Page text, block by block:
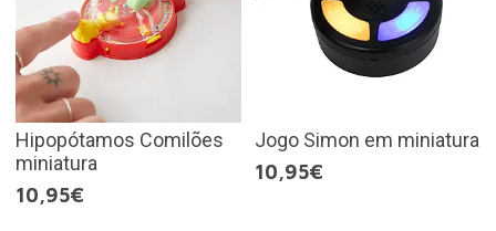
Hipopótamos Comilões
miniatura
10,95€
Jogo Simon em miniatura
10,95€